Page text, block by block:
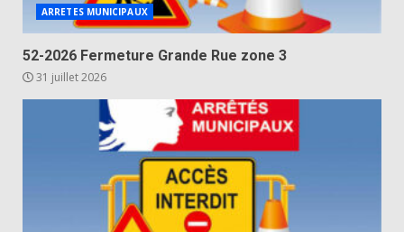
ARRETES MUNICIPAUX
52-2026 Fermeture Grande Rue zone 3
31 juillet 2026